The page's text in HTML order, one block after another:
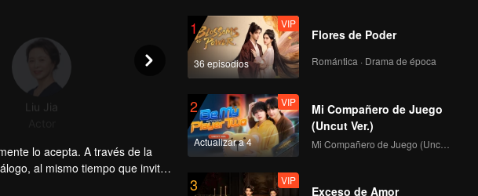
Liu Jia
lo acepta. A través de la
al mismo tiempo que invita
rodeado de admiradoras,
1
36 episodios
VIP
Flores de Poder
Romántica · Drama de época
2
Actualizar a 4
VIP
Mi Compañero de Juego
(Uncut Ver.)
Mi Compañero de Juego (Uncut Ver.)
3 VIP
Exceso de Amor